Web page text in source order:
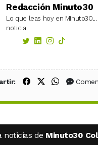
Redacción Minuto30
Lo que leas hoy en Minuto30...
noticia.
Compartir en
Compartir en X
Compartir
noticias de Minuto30